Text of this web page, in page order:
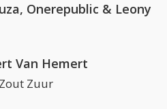
Onerepublic & Leony
Van Hemert
Zuur